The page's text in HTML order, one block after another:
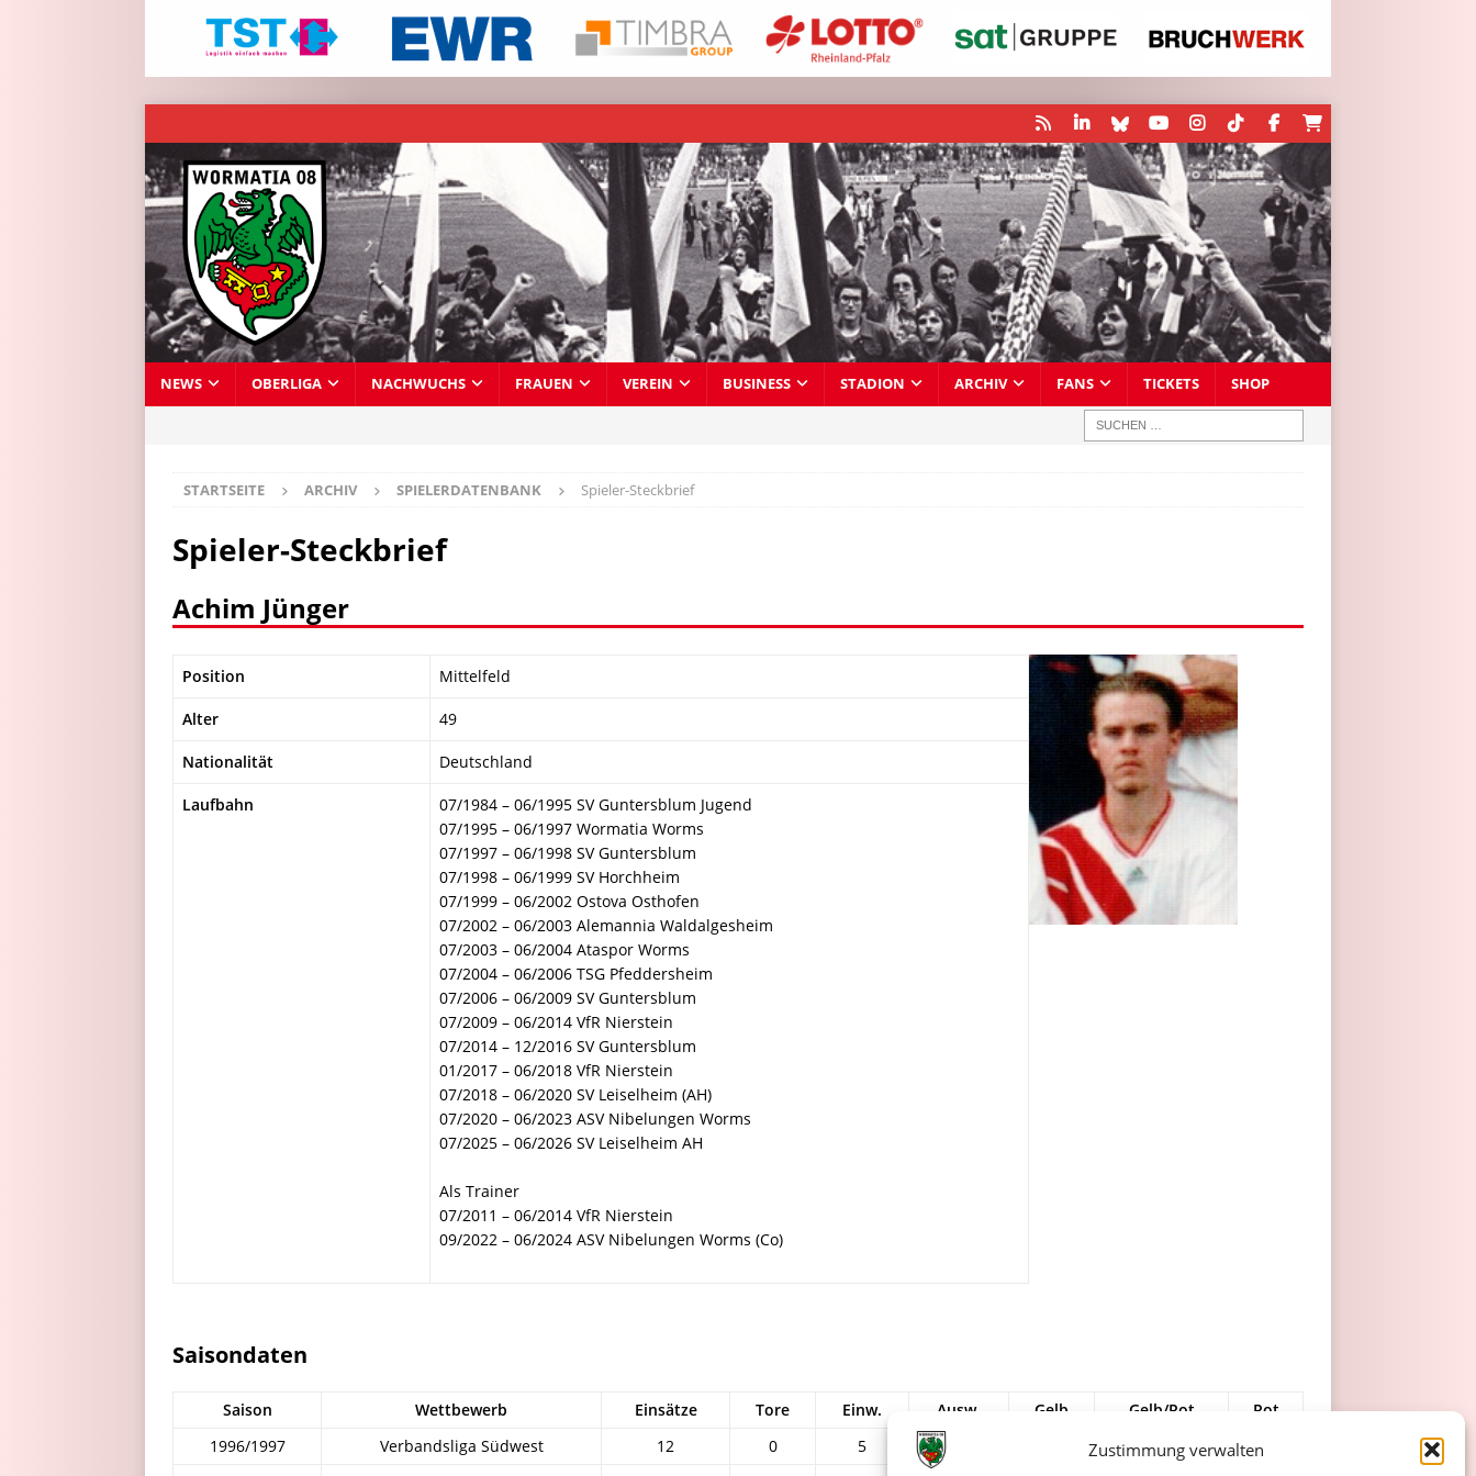
Zustimmung verwalten
NEWS OBERLIGA NACHWUCHS FRAUEN VEREIN BUSINESS STADION ARCHIV FANS TICKETS SHOP
STARTSEITE ARCHIV SPIELERDATENBANK Spieler-Steckbrief
Spieler-Steckbrief
Achim Jünger
Position Mittelfeld
Alter 49
Nationalität Deutschland
Laufbahn
07/1984 – 06/1995 SV Guntersblum Jugend
07/1995 – 06/1997 Wormatia Worms
07/1997 – 06/1998 SV Guntersblum
07/1998 – 06/1999 SV Horchheim
07/1999 – 06/2002 Ostova Osthofen
07/2002 – 06/2003 Alemannia Waldalgesheim
07/2003 – 06/2004 Ataspor Worms
07/2004 – 06/2006 TSG Pfeddersheim
07/2006 – 06/2009 SV Guntersblum
07/2009 – 06/2014 VfR Nierstein
07/2014 – 12/2016 SV Guntersblum
01/2017 – 06/2018 VfR Nierstein
07/2018 – 06/2020 SV Leiselheim (AH)
07/2020 – 06/2023 ASV Nibelungen Worms
07/2025 – 06/2026 SV Leiselheim AH
Als Trainer
07/2011 – 06/2014 VfR Nierstein
09/2022 – 06/2024 ASV Nibelungen Worms (Co)
Saisondaten
Saison Wettbewerb Einsätze Tore Einw. Ausw. Gelb Gelb/Rot
Rot
1996/1997
Verbandsliga Südwest 12 0 5
0